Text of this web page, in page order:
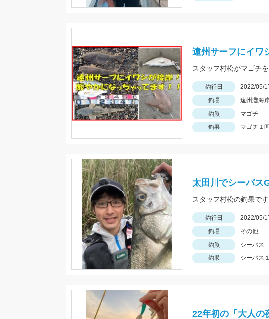
遠州サーフにイワ
釣行日 2022/05/
釣場
遠州灘海
釣魚
マゴチ
釣果
マゴチ１匹
太田川でシーバス
釣行日 2022/05/
釣場
その他
釣魚
シーバス
釣果
シーバス
22年初の「大人の